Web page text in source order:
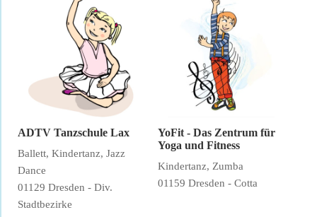
ADTV Tanzschule Lax
Ballett, Kindertanz, Jazz
Dance
01129 Dresden - Div.
Stadtbezirke
YoFit - Das Zentrum für
Yoga und Fitness
Kindertanz, Zumba
01159 Dresden - Cotta